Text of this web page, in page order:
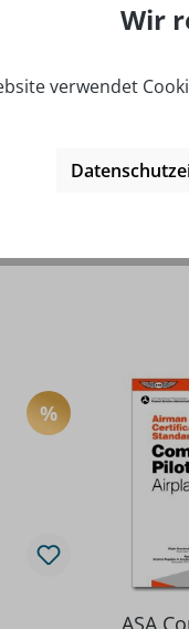
8080-1E)
RABATT
%
ASA
Wir
verwendet